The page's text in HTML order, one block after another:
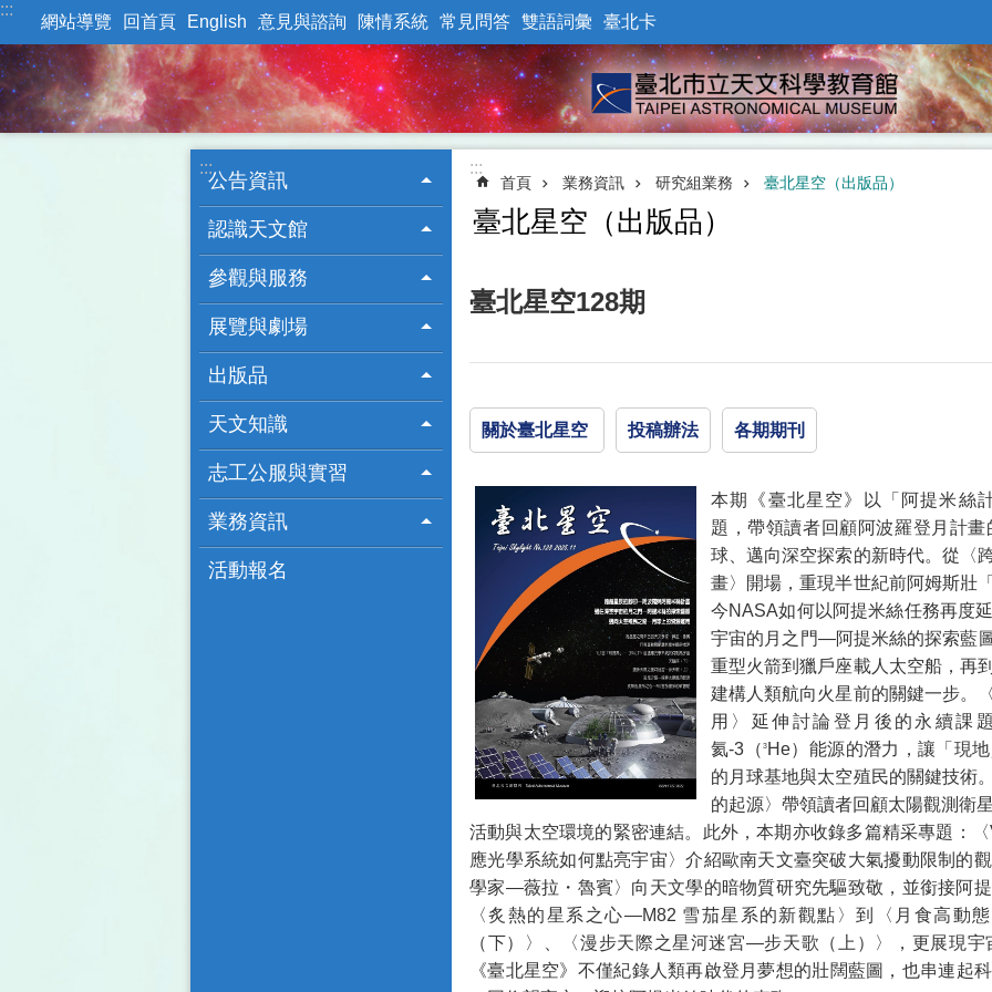
跳到主要內容區塊
:::
網站導覽 回首頁 English 意見與諮詢 陳情系統 常見問答 雙語詞彙 臺北卡
:::
公告資訊
認識天文館
參觀與服務
展覽與劇場
出版品
天文知識
志工公服與實習
業務資訊
活動報名
:::
首頁 業務資訊 研究組業務 臺北星空（出版品）
臺北星空（出版品）
臺北星空128期
關於臺北星空 投稿辦法 各期期刊
本期《臺北星空》以「阿提米絲
題，帶領讀者回顧阿波羅登月計
球、邁向深空探索的新時代。從〈
畫〉開場，重現半世紀前阿姆斯壯
今NASA如何以阿提米絲任務再度
宇宙的月之門—阿提米絲的探索藍
重型火箭到獵戶座載人太空船，再
建構人類航向火星前的關鍵一步。
用〉延伸討論登月後的永續課
氦-3（3 He）能源的潛力，讓「現
的月球基地與太空殖民的關鍵技術
的起源〉帶領讀者回顧太陽觀測衛
活動與太空環境的緊密連結。此外，本期亦收錄多篇精采專題：
應光學系統如何點亮宇宙〉介紹歐南天文臺突破大氣擾動限制的
學家—薇拉・魯賓〉向天文學的暗物質研究先驅致敬，並銜接阿
〈炙熱的星系之心—M82 雪茄星系的新觀點〉到〈月食高動
（下）〉、〈漫步天際之星河迷宮—步天歌（上）〉，更展現
《臺北星空》不僅紀錄人類再啟登月夢想的壯闊藍圖，也串連